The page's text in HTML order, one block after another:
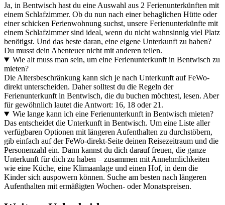
Ja, in Bentwisch hast du eine Auswahl aus 2 Ferienunterkünften mit
einem Schlafzimmer. Ob du nun nach einer behaglichen Hütte oder
einer schicken Ferienwohnung suchst, unsere Ferienunterkünfte mit
einem Schlafzimmer sind ideal, wenn du nicht wahnsinnig viel Platz
benötigst. Und das beste daran, eine eigene Unterkunft zu haben?
Du musst dein Abenteuer nicht mit anderen teilen.
Wie alt muss man sein, um eine Ferienunterkunft in Bentwisch zu
mieten?
Die Altersbeschränkung kann sich je nach Unterkunft auf FeWo-
direkt unterscheiden. Daher solltest du die Regeln der
Ferienunterkunft in Bentwisch, die du buchen möchtest, lesen. Aber
für gewöhnlich lautet die Antwort: 16, 18 oder 21.
Wie lange kann ich eine Ferienunterkunft in Bentwisch mieten?
Das entscheidet die Unterkunft in Bentwisch. Um eine Liste aller
verfügbaren Optionen mit längeren Aufenthalten zu durchstöbern,
gib einfach auf der FeWo-direkt-Seite deinen Reisezeitraum und die
Personenzahl ein. Dann kannst du dich darauf freuen, die ganze
Unterkunft für dich zu haben – zusammen mit Annehmlichkeiten
wie eine Küche, eine Klimaanlage und einen Hof, in dem die
Kinder sich auspowern können. Suche am besten nach längeren
Aufenthalten mit ermäßigten Wochen- oder Monatspreisen.